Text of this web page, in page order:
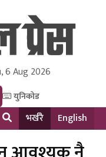
Pvt Ltd.
6 Aug 2026
युनिकोड
भर्खरै English